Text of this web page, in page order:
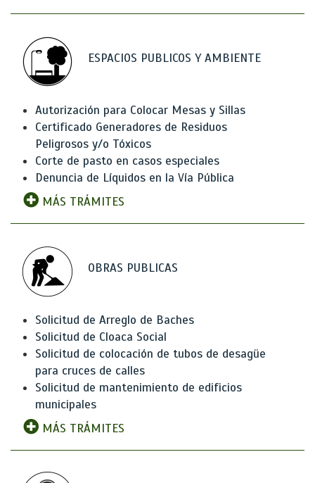
ESPACIOS PUBLICOS Y AMBIENTE
Autorización para Colocar Mesas y Sillas
Certificado Generadores de Residuos
Peligrosos y/o Tóxicos
Corte de pasto en casos especiales
Denuncia de Líquidos en la Vía Pública
MÁS TRÁMITES
OBRAS PUBLICAS
Solicitud de Arreglo de Baches
Solicitud de Cloaca Social
Solicitud de colocación de tubos de desagüe
para cruces de calles
Solicitud de mantenimiento de edificios
municipales
MÁS TRÁMITES